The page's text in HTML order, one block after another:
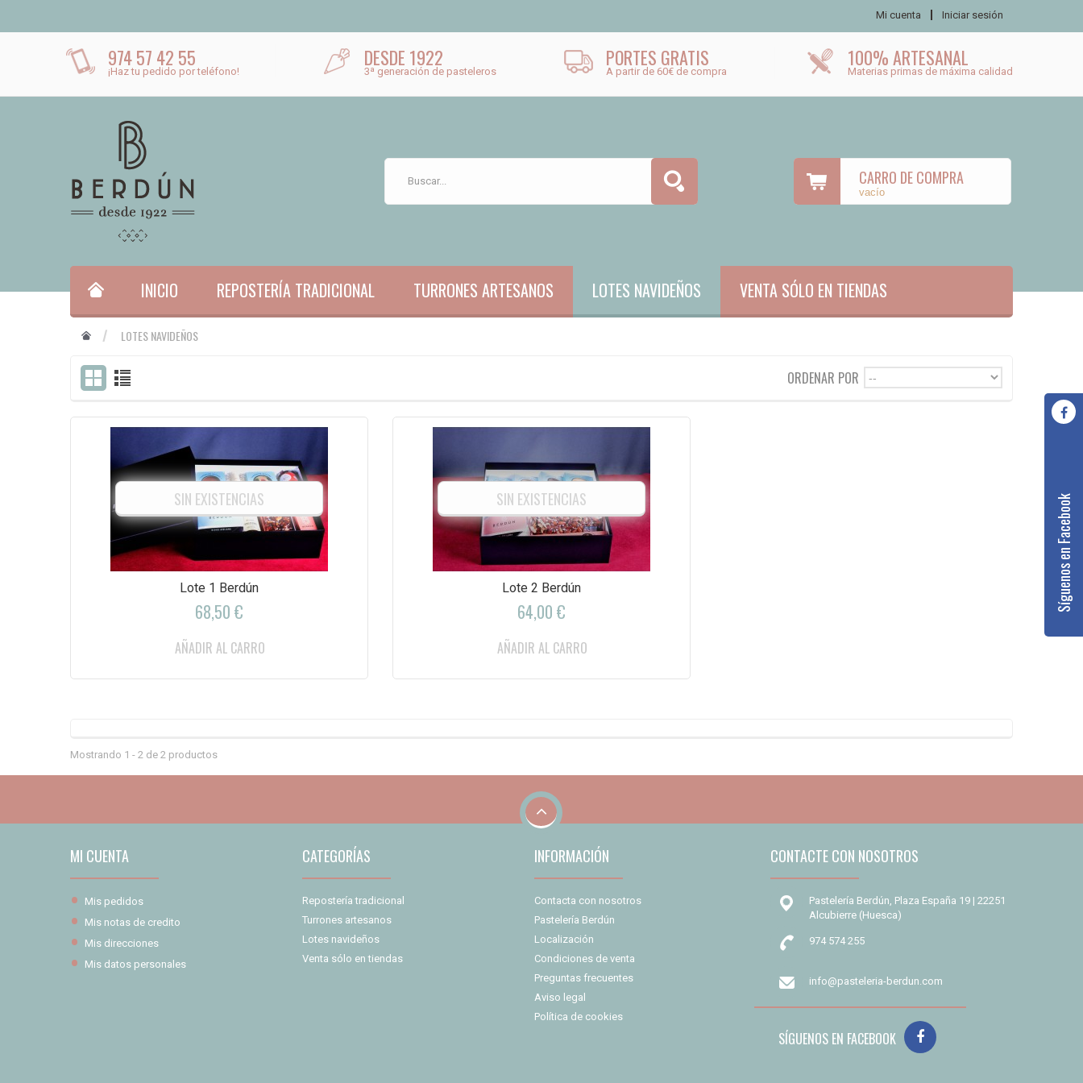
Síguenos en Facebook
Mi cuenta Iniciar sesión
974 57 42 55
¡Haz tu pedido por teléfono!
DESDE 1922
3ª generación de pasteleros
PORTES GRATIS
A partir de 60€ de compra
100% ARTESANAL
Materias primas de máxima calidad
CARRO DE COMPRA
vacío
INICIO REPOSTERÍA TRADICIONAL TURRONES ARTESANOS LOTES NAVIDEÑOS VENTA SÓLO EN TIENDAS
LOTES NAVIDEÑOS
ORDENAR POR --
SIN EXISTENCIAS
Lote 1 Berdún
68,50 €
AÑADIR AL CARRO
SIN EXISTENCIAS
Lote 2 Berdún
64,00 €
AÑADIR AL CARRO
Mostrando 1 - 2 de 2 productos
MI CUENTA
Mis pedidos
Mis notas de credito
Mis direcciones
Mis datos personales
CATEGORÍAS
Repostería tradicional
Turrones artesanos
Lotes navideños
Venta sólo en tiendas
INFORMACIÓN
Contacta con nosotros
Pastelería Berdún
Localización
Condiciones de venta
Preguntas frecuentes
Aviso legal
Política de cookies
CONTACTE CON NOSOTROS
Pastelería Berdún, Plaza España 19 | 22251
Alcubierre (Huesca)
974 574 255
info@pasteleria-berdun.com
SÍGUENOS EN FACEBOOK